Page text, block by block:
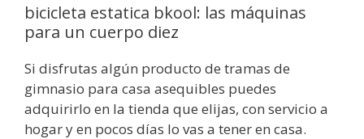
bicicleta estatica bkool: las máquinas
para un cuerpo diez
Si disfrutas algún producto de tramas de
gimnasio para casa asequibles puedes
adquirirlo en la tienda que elijas, con servicio a
hogar y en pocos días lo vas a tener en casa.